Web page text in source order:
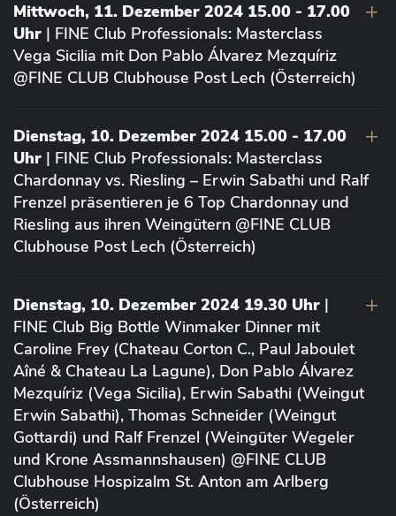
Mittwoch, 11. Dezember 2024 15.00 - 17.00
Uhr | FINE Club Professionals: Masterclass
Vega Sicilia mit Don Pablo Álvarez Mezquíriz
@FINE CLUB Clubhouse Post Lech (Österreich)
Dienstag, 10. Dezember 2024 15.00 - 17.00
Uhr | FINE Club Professionals: Masterclass
Chardonnay vs. Riesling – Erwin Sabathi und Ralf
Frenzel präsentieren je 6 Top Chardonnay und
Riesling aus ihren Weingütern @FINE CLUB
Clubhouse Post Lech (Österreich)
Dienstag, 10. Dezember 2024 19.30 Uhr |
FINE Club Big Bottle Winmaker Dinner mit
Caroline Frey (Chateau Corton C., Paul Jaboulet
Aîné & Chateau La Lagune), Don Pablo Álvarez
Mezquíriz (Vega Sicilia), Erwin Sabathi (Weingut
Erwin Sabathi), Thomas Schneider (Weingut
Gottardi) und Ralf Frenzel (Weingüter Wegeler
und Krone Assmannshausen) @FINE CLUB
Clubhouse Hospizalm St. Anton am Arlberg
(Österreich)